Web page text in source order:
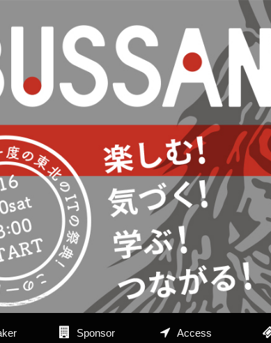
Sponsor Access